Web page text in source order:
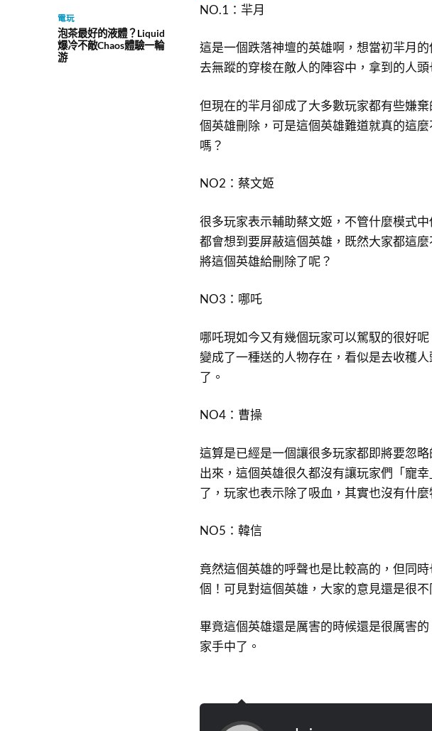
電玩
泡茶最好的液體？Liquid
爆冷不敵Chaos體驗一輪
游
​NO.1：羋月
這是一個跌落神壇的英雄啊，想當初羋月
去無蹤的穿梭在敵人的陣容中，拿到的人
但現在的羋月卻成了大多數玩家都有些嫌
個英雄刪除，可是這個英雄難道就真的這
嗎？
NO2：蔡文姬
很多玩家表示輔助蔡文姬，不管什麼模式
都會想到要屏蔽這個英雄，既然大家都這
將這個英雄給刪除了呢？
NO3：哪吒
哪吒現如今又有幾個玩家可以駕馭的很好
變成了一種送的人物存在，看似是去收穫
了。
NO4：曹操
這算是已經是一個讓很多玩家都即將要忽
出來，這個英雄很久都沒有讓玩家們「寵
了，玩家也表示除了吸血，其實也沒有什麼
NO5：韓信
竟然這個英雄的呼聲也是比較高的，但同
個！可見對這個英雄，大家的意見還是很不
畢竟這個英雄還是厲害的時候還是很厲害
家手中了。